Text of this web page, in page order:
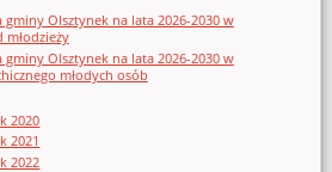
gminy Olsztynek na lata 2026-2030 w
młodzieży
gminy Olsztynek na lata 2026-2030 w
młodych osób
2020
2021
2022